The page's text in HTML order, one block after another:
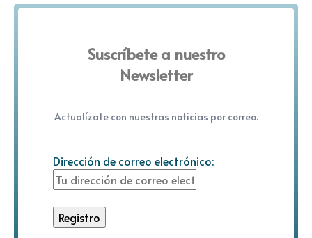
Suscríbete a nuestro
Newsletter
Actualízate con nuestras noticias por correo.
Dirección de correo electrónico: